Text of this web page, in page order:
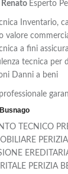
Esperto
Inventario,
valore
a fini
tecnica per
Danni a beni
TECNICO
PERIZIA